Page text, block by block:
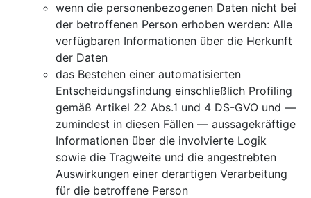
wenn die personenbezogenen Daten nicht bei
der betroffenen Person erhoben werden: Alle
verfügbaren Informationen über die Herkunft
der Daten
das Bestehen einer automatisierten
Entscheidungsfindung einschließlich Profiling
gemäß Artikel 22 Abs.1 und 4 DS-GVO und —
zumindest in diesen Fällen — aussagekräftige
Informationen über die involvierte Logik
sowie die Tragweite und die angestrebten
Auswirkungen einer derartigen Verarbeitung
für die betroffene Person